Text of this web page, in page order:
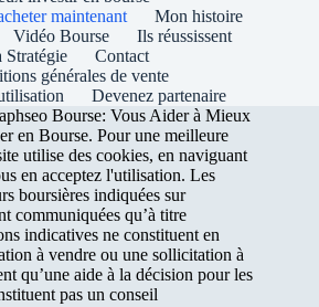
maintenant
Mon histoire
Vidéo Bourse
Ils réussissent
Stratégie
Contact
générales de vente
Devenez partenaire
Bourse: Vous Aider à Mieux
en Bourse. Pour une meilleure
utilise des cookies, en naviguant
en acceptez l'utilisation. Les
boursières indiquées sur
communiquées qu’à titre
indicatives ne constituent en
à vendre ou une sollicitation à
qu’une aide à la décision pour les
pas un conseil